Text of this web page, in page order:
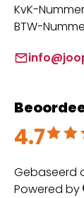
KvK-
BTW-
4.7
Beoordeeld
Gebaseerd
Powered by